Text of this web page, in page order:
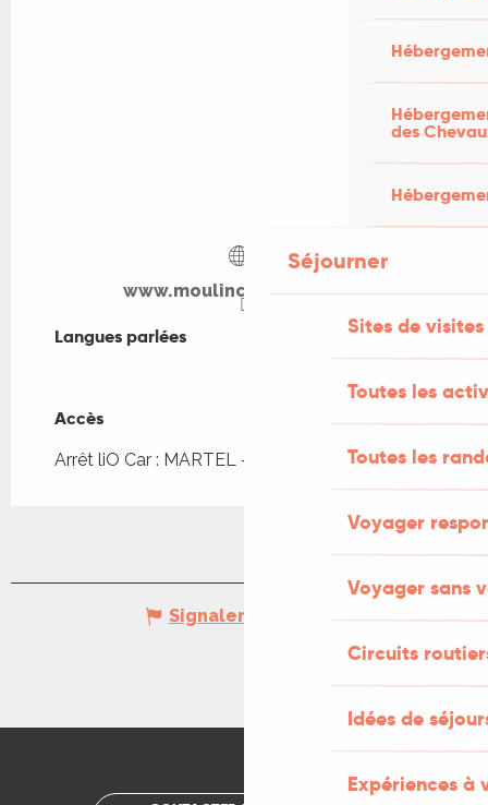
des
Séjourner
Sites de visites
Toutes les
Toutes les
Voyager
Voyager sans
Circuits
Idées de
Expériences à
www.moulincastagne.com
Langues parlées
Langues parlées
Accès
Accès
Arrêt liO Car : MARTEL - Bourg à 62m
Signaler une erreur